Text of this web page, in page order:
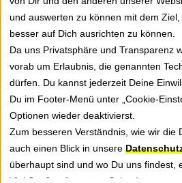
und auswerten zu können mit dem
besser auf Dich ausrichten zu können.
Da uns Privatsphäre und Transparenz
vorab um Erlaubnis, die genannten
dürfen. Du kannst jederzeit Deine
Du im Footer-Menü unter „Cookie-
Optionen wieder deaktivierst.
Zum besseren Verständnis, wie wir die
auch einen Blick in unsere
überhaupt sind und wo Du uns findest,
Viel Spaß auf unseren Seiten!
Erhalte Tipps, News und
GREYHOUND Software für
Jetzt
NOCH FRAGEN?
0541